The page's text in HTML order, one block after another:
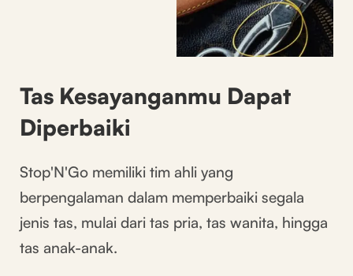
Tas Kesayanganmu Dapat
Diperbaiki
Stop'N'Go memiliki tim ahli yang
berpengalaman dalam memperbaiki segala
jenis tas, mulai dari tas pria, tas wanita, hingga
tas anak-anak.